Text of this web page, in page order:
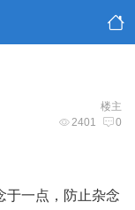
楼主
2401 0
一点，防止杂念